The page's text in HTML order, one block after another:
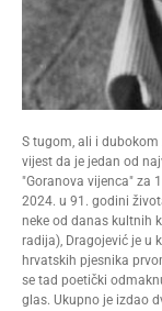
S tugom, ali i
vijest da je jedan od
"Goranova vijenca" za
2024. u 91. godini
neke od danas kultnih
radija), Dragojević je u
hrvatskih pjesnika
se tad poetički
glas. Ukupno je izdao